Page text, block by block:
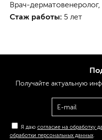
Врач-
Стаж работы: 5 лет
Получайте актуальную
Я даю согласие на обработку
обработки персональных данных